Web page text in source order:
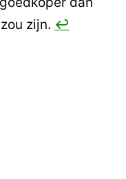
zijn. ↩︎